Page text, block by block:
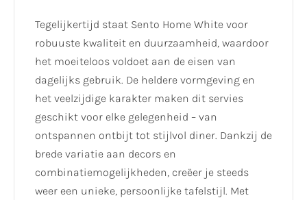
Tegelijkertijd staat Sento Home White voor
robuuste kwaliteit en duurzaamheid, waardoor
het moeiteloos voldoet aan de eisen van
dagelijks gebruik. De heldere vormgeving en
het veelzijdige karakter maken dit servies
geschikt voor elke gelegenheid – van
ontspannen ontbijt tot stijlvol diner. Dankzij de
brede variatie aan decors en
combinatiemogelijkheden, creëer je steeds
weer een unieke, persoonlijke tafelstijl. Met